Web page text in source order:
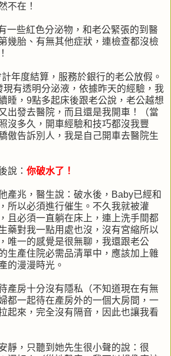
不在！
一些紅色分泌物，和老公緊張的到醫
幾胎、有無其他症狀，連檢查都沒檢
年度結算，服務於銀行的老公放假。
有透明分泌液，依據昨天的經驗，我
睡，9點多起床後跟老公說，老公越想
出發去醫院，而且還是我開車！（當
沒多久，開車經驗和技巧都沒我豐
傲告訴別人，我是自己開車去醫院生
說： 你破水了！
產兆，醫生說：破水後，Baby已經和
所以必須進行催生。不久我就被灌
且必須一直躺在床上，連上洗手間都
藥對我一點用處也沒，沒有宮縮所以
唯一的感覺是很無聊，我還跟老公
生產住院必需品清單中，應該加上雜
的漫漫時光。
產房十分沒有隱私（不知道現在有無
都一起待在產房外的一個大房間，一
起來，完全沒有隔音，因此也讓我看
靜，只聽到她先生很小聲的說：很